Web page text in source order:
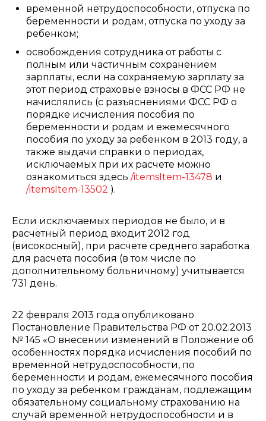
временной нетрудоспособности, отпуска по
беременности и родам, отпуска по уходу за
ребенком;
освобождения сотрудника от работы с
полным или частичным сохранением
зарплаты, если на сохраняемую зарплату за
этот период страховые взносы в ФСС РФ не
начислялись (с разъяснениями ФСС РФ о
порядке исчисления пособия по
беременности и родам и ежемесячного
пособия по уходу за ребенком в 2013 году, а
также выдачи справки о периодах,
исключаемых при их расчете можно
ознакомиться здесь /itemsItem-13478 и
/itemsItem-13502 ).
Если исключаемых периодов не было, и в
расчетный период входит 2012 год
(високосный), при расчете среднего заработка
для расчета пособия (в том числе по
дополнительному больничному) учитывается
731 день.
22 февраля 2013 года опубликовано
Постановление Правительства РФ от 20.02.2013
№ 145 «О внесении изменений в Положение об
особенностях порядка исчисления пособий по
временной нетрудоспособности, по
беременности и родам, ежемесячного пособия
по уходу за ребенком гражданам, подлежащим
обязательному социальному страхованию на
случай временной нетрудоспособности и в